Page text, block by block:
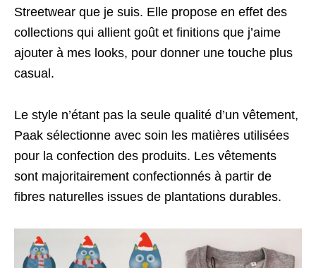
Streetwear que je suis. Elle propose en effet des
collections qui allient goût et finitions que j’aime
ajouter à mes looks, pour donner une touche plus
casual.
Le style n’étant pas la seule qualité d’un vêtement,
Paak sélectionne avec soin les matières utilisées
pour la confection des produits. Les vêtements
sont majoritairement confectionnés à partir de
fibres naturelles issues de plantations durables.